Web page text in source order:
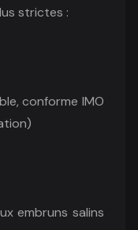
strictes :
conforme IMO
embruns salins